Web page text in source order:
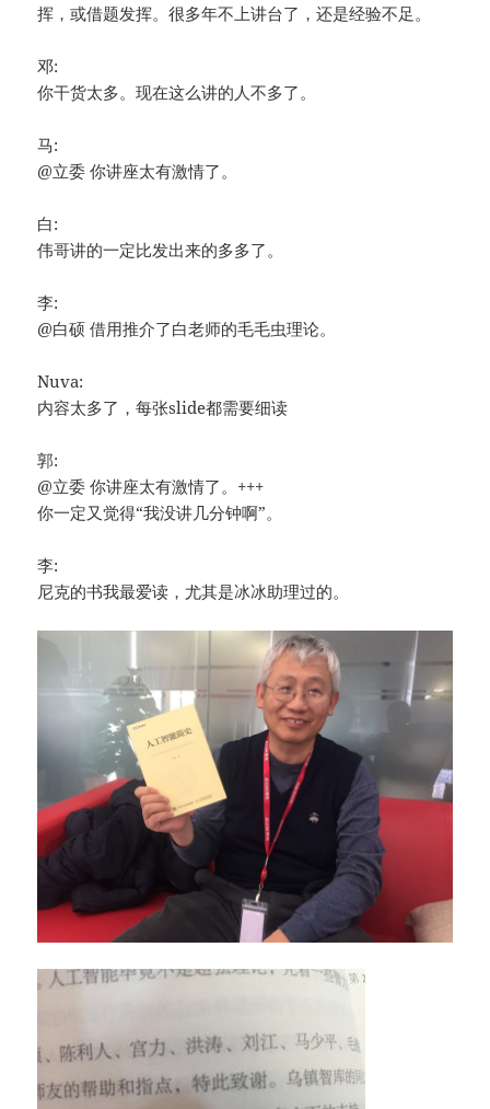
挥，或借题发挥。很多年不上讲台了，还是经验不足。
邓:
你干货太多。现在这么讲的人不多了。
马:
@立委 你讲座太有激情了。
白:
伟哥讲的一定比发出来的多多了。
李:
@白硕 借用推介了白老师的毛毛虫理论。
Nuva:
内容太多了，每张slide都需要细读
郭:
@立委 你讲座太有激情了。+++
你一定又觉得“我没讲几分钟啊”。
李:
尼克的书我最爱读，尤其是冰冰助理过的。